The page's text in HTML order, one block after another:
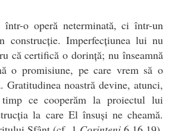
într-o operă neterminată, ci într-un
construcție. Imperfecțiunea lui nu
că certifică o dorință; nu înseamnă
o promisiune, pe care vrem să o
Gratitudinea noastră devine, atunci,
ce cooperăm la proiectul lui
la care El însuși ne cheamă.